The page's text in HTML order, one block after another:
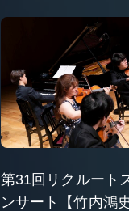
第31回リクルート
ンサート【竹内鴻